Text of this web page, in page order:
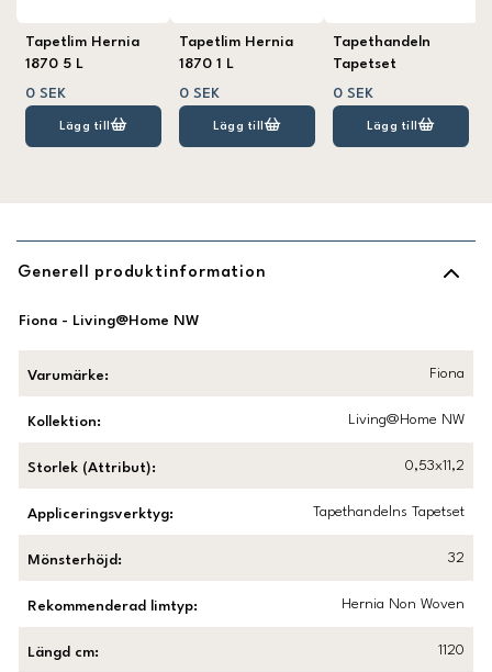
Tapetlim Hernia
1870 5 L
0 SEK
Lägg till
Tapetlim Hernia
1870 1 L
0 SEK
Lägg till
Tapethandeln
Tapetset
0 SEK
Lägg till
Generell produktinformation
Fiona - Living@Home NW
Varumärke: Fiona
Kollektion: Living@Home NW
Storlek (Attribut): 0,53x11,2
Appliceringsverktyg: Tapethandelns Tapetset
Mönsterhöjd : 32
Rekommenderad limtyp: Hernia Non Woven
Längd cm: 1120